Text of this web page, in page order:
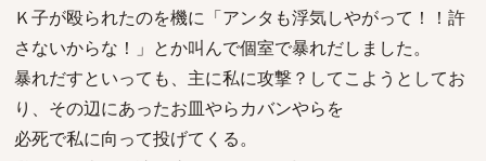
Ｋ子が殴られたのを機に「アンタも浮気しやがって！！許
さないからな！」とか叫んで個室で暴れだしました。
暴れだすといっても、主に私に攻撃？してこようとしてお
り、その辺にあったお皿やらカバンやらを
必死で私に向って投げてくる。